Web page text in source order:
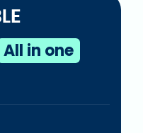
All in one